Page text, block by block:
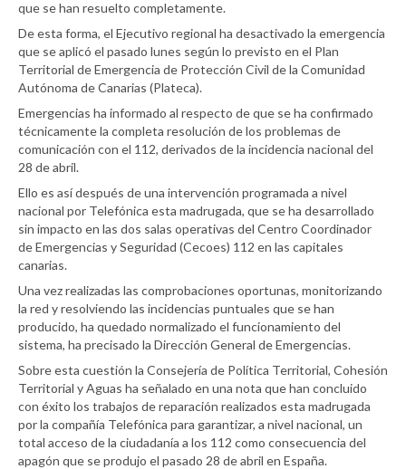
que se han resuelto completamente.
De esta forma, el Ejecutivo regional ha desactivado la emergencia
que se aplicó el pasado lunes según lo previsto en el Plan
Territorial de Emergencia de Protección Civil de la Comunidad
Autónoma de Canarias (Plateca).
Emergencias ha informado al respecto de que se ha confirmado
técnicamente la completa resolución de los problemas de
comunicación con el 112, derivados de la incidencia nacional del
28 de abril.
Ello es así después de una intervención programada a nivel
nacional por Telefónica esta madrugada, que se ha desarrollado
sin impacto en las dos salas operativas del Centro Coordinador
de Emergencias y Seguridad (Cecoes) 112 en las capitales
canarias.
Una vez realizadas las comprobaciones oportunas, monitorizando
la red y resolviendo las incidencias puntuales que se han
producido, ha quedado normalizado el funcionamiento del
sistema, ha precisado la Dirección General de Emergencias.
Sobre esta cuestión la Consejería de Política Territorial, Cohesión
Territorial y Aguas ha señalado en una nota que han concluido
con éxito los trabajos de reparación realizados esta madrugada
por la compañía Telefónica para garantizar, a nivel nacional, un
total acceso de la ciudadanía a los 112 como consecuencia del
apagón que se produjo el pasado 28 de abril en España.